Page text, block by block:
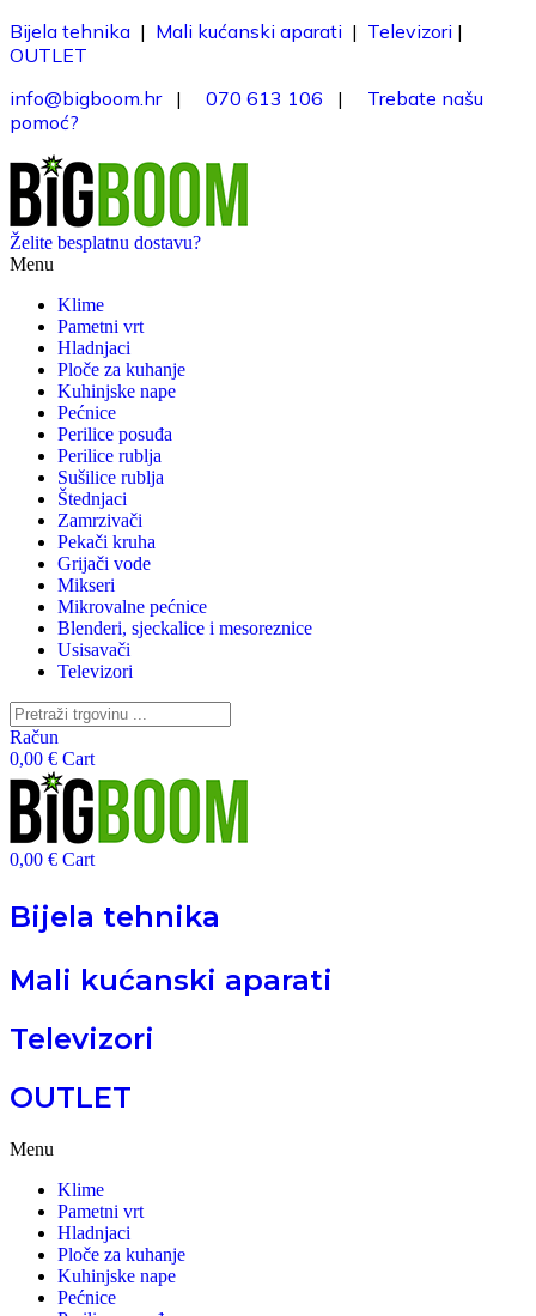
Bijela tehnika | Mali kućanski aparati | Televizori |
OUTLET
info@bigboom.hr| 070 613 106 |
Trebate našu
pomoć?
Želite besplatnu dostavu?
Menu
Klime
Pametni vrt
Hladnjaci
Ploče za kuhanje
Kuhinjske nape
Pećnice
Perilice posuđa
Perilice rublja
Sušilice rublja
Štednjaci
Zamrzivači
Pekači kruha
Grijači vode
Mikseri
Mikrovalne pećnice
Blenderi, sjeckalice i mesoreznice
Usisavači
Televizori
Search
for:
Račun
0,00 € Cart
0,00 € Cart
Bijela tehnika
Mali kućanski aparati
Televizori
OUTLET
Menu
Klime
Pametni vrt
Hladnjaci
Ploče za kuhanje
Kuhinjske nape
Pećnice